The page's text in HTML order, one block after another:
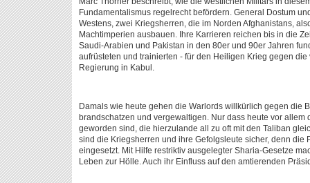
Fundamentalismus regelrecht befördern. General Dostum
Westens, zwei Kriegsherren, die im Norden Afghanistans,
Machtimperien ausbauen. Ihre Karrieren reichen bis in die
Saudi-Arabien und Pakistan in den 80er und 90er Jahren
aufrüsteten und trainierten - für den Heiligen Krieg gegen
Regierung in Kabul.
Damals wie heute gehen die Warlords willkürlich gegen die
brandschatzen und vergewaltigen. Nur dass heute vor allem
geworden sind, die hierzulande all zu oft mit den Taliban
sind die Kriegsherren und ihre Gefolgsleute sicher, denn die
eingesetzt. Mit Hilfe restriktiv ausgelegter Sharia-Gesetze
Leben zur Hölle. Auch ihr Einfluss auf den amtierenden